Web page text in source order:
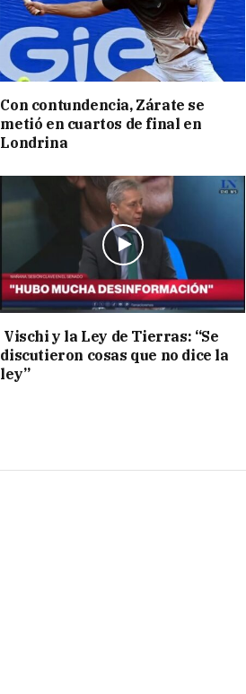
Con contundencia, Zárate se
metió en cuartos de final en
Londrina
Vischi y la Ley de Tierras: “Se
discutieron cosas que no dice la
ley”